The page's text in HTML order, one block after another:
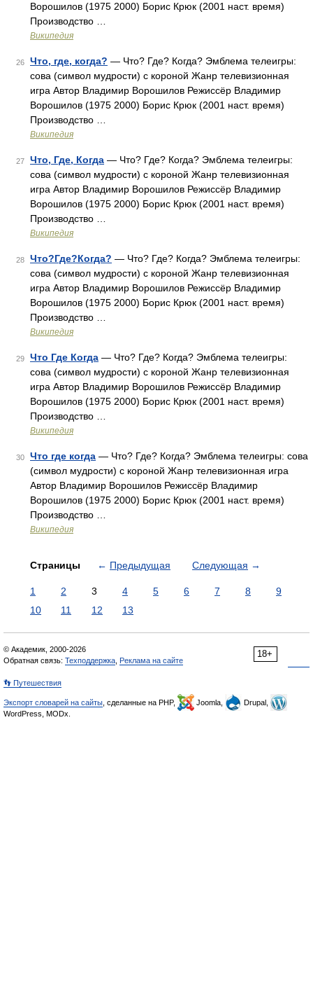
Ворошилов (1975 2000) Борис Крюк (2001 наст. время)
Производство …
Википедия
26 Что, где, когда? — Что? Где? Когда? Эмблема телеигры:
сова (символ мудрости) с короной Жанр телевизионная
игра Автор Владимир Ворошилов Режиссёр Владимир
Ворошилов (1975 2000) Борис Крюк (2001 наст. время)
Производство …
Википедия
27 Что, Где, Когда — Что? Где? Когда? Эмблема телеигры:
сова (символ мудрости) с короной Жанр телевизионная
игра Автор Владимир Ворошилов Режиссёр Владимир
Ворошилов (1975 2000) Борис Крюк (2001 наст. время)
Производство …
Википедия
28 Что?Где?Когда? — Что? Где? Когда? Эмблема телеигры:
сова (символ мудрости) с короной Жанр телевизионная
игра Автор Владимир Ворошилов Режиссёр Владимир
Ворошилов (1975 2000) Борис Крюк (2001 наст. время)
Производство …
Википедия
29 Что Где Когда — Что? Где? Когда? Эмблема телеигры:
сова (символ мудрости) с короной Жанр телевизионная
игра Автор Владимир Ворошилов Режиссёр Владимир
Ворошилов (1975 2000) Борис Крюк (2001 наст. время)
Производство …
Википедия
30 Что где когда — Что? Где? Когда? Эмблема телеигры: сова
(символ мудрости) с короной Жанр телевизионная игра
Автор Владимир Ворошилов Режиссёр Владимир
Ворошилов (1975 2000) Борис Крюк (2001 наст. время)
Производство …
Википедия
Страницы ← Предыдущая Следующая →
1 2 3 4 5 6 7 8
9
10
11 12 13
18+
© Академик, 2000-2026
Обратная связь: Техподдержка Реклама на сайте
👣 Путешествия
Экспорт словарей на сайты , сделанные на PHP, Joomla,
Drupal,
WordPress, MODx.